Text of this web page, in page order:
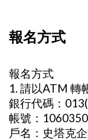
報名方式
報名方式
1. 請以ATM 轉
銀行代碼：
帳號：
戶名：史塔克